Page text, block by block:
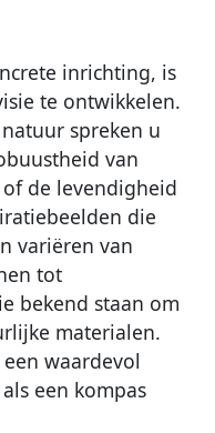
inrichting, is
te ontwikkelen.
spreken u
van
de levendigheid
die
variëren van
tot
bekend staan om
materialen.
waardevol
een kompas